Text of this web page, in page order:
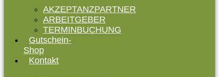
AKZEPTANZPARTNER
ARBEITGEBER
TERMINBUCHUNG
Gutschein-
Shop
Kontakt